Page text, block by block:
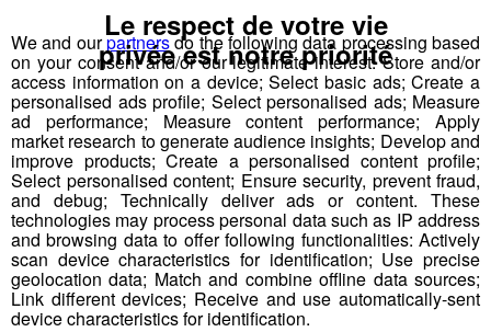
Haute-Savoie : entre Covid et
menace terroriste, la rentrée
scolaire a été particulière ce
matin
Publié par La Rédaction Radio Mont Blanc-2 novembre 2020
à 09h15-Mis à jour le 2 novembre 2020 à 09h36
We and ourpartnersdo the following data processing based
on your consent and/or our legitimate interest: Store and/or
access information on a device; Select basic ads; Create a
personalised ads profile; Select personalised ads; Measure
ad performance; Measure content performance; Apply
market research to generate audience insights; Develop and
improve products; Create a personalised content profile;
Select personalised content; Ensure security, prevent fraud,
and debug; Technically deliver ads or content. These
technologies may process personal data such as IP address
and browsing data to offer following functionalities: Actively
scan device characteristics for identification; Use precise
geolocation data; Match and combine offline data sources;
Link different devices; Receive and use automatically-sent
device characteristics for identification.
Le respect de votre vie
privée est notre priorité